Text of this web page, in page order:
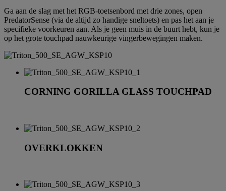
Ga aan de slag met het RGB-toetsenbord met drie zones, open
PredatorSense (via de altijd zo handige sneltoets) en pas het aan je
specifieke voorkeuren aan. Als je geen muis in de buurt hebt, kun je
op het grote touchpad nauwkeurige vingerbewegingen maken.
CORNING GORILLA GLASS TOUCHPAD
OVERKLOKKEN